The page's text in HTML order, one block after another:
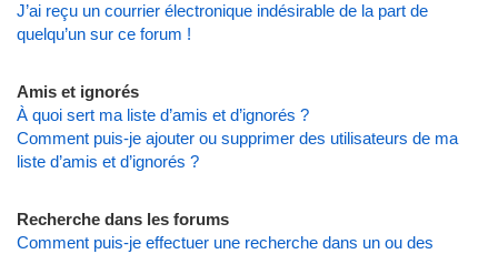
J’ai reçu un courrier électronique indésirable de la part de
quelqu’un sur ce forum !
Amis et ignorés
À quoi sert ma liste d’amis et d’ignorés ?
Comment puis-je ajouter ou supprimer des utilisateurs de ma
liste d’amis et d’ignorés ?
Recherche dans les forums
Comment puis-je effectuer une recherche dans un ou des